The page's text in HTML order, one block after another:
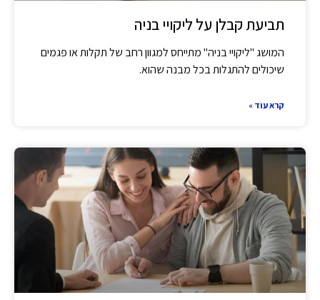
תביעת קבלן על ליקויי בניה
המושג "ליקויי בניה" מתייחס למגוון רחב של תקלות או פגמים
שיכולים להתגלות בכל מבנה שהוא.
קרא עוד »